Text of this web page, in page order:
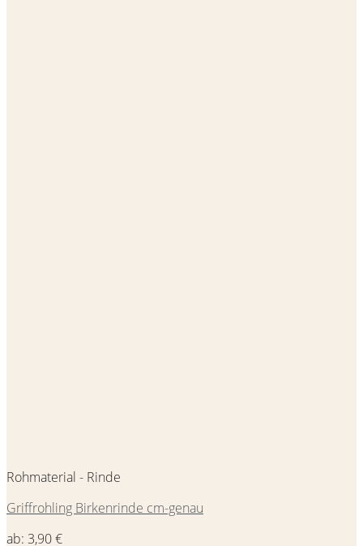
Rohmaterial - Rinde
Griffrohling Birkenrinde cm-genau
ab: 3,90€